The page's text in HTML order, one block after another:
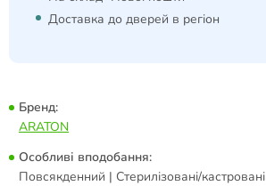
Доставка до дверей в регіон
Бренд:
ARATON
Особливі вподобання:
Повсякденний | Стерилізовані/кастровані